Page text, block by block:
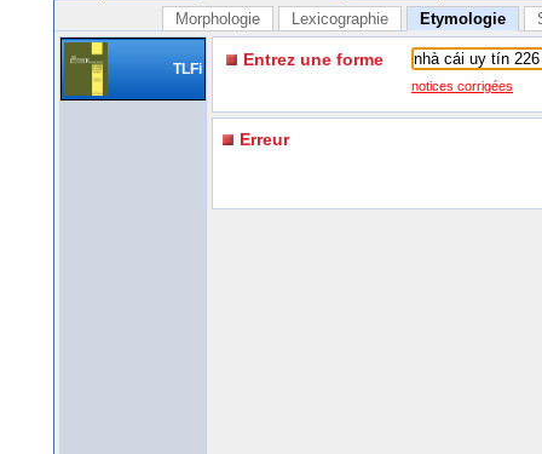
Morphologie Lexicographie Etymologie
TLFi Entrez une forme
notices corrigées
Erreur